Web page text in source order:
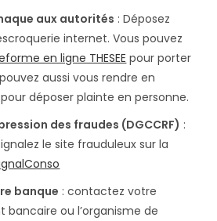
aux autorités : Déposez
internet. Vous pouvez
en ligne THESEE pour porter
aussi vous rendre en
déposer plainte en personne​.
des fraudes (DGCCRF) :
le site frauduleux sur la
banque : contactez votre
bancaire ou l’organisme de